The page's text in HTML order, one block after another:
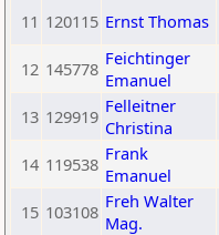
11 120115 Ernst Thomas
12 145778 Feichtinger
Emanuel
13 129919 Felleitner
Christina
14 119538 Frank
Emanuel
15 103108 Freh Walter
Mag.